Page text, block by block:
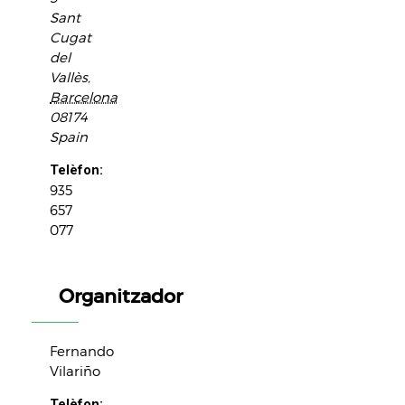
Sant
Cugat
del
Vallès,
Barcelona
08174
Spain
Telèfon:
935
657
077
Organitzador
Fernando
Vilariño